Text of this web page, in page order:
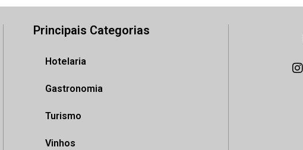
Principais Categorias
Hotelaria
Gastronomia
Turismo
Vinhos